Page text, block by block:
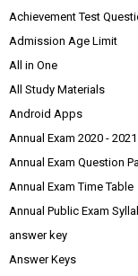
Achievement Test
Admission Age Limit
All in One
All Study Materials
Android Apps
Annual Exam 2020 -
Annual Exam Question
Annual Exam Time Table
Annual Public Exam
answer key
Answer Keys